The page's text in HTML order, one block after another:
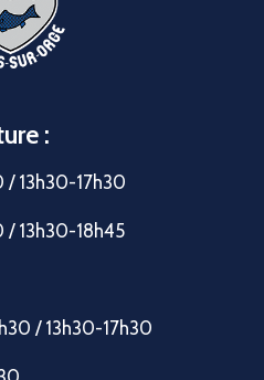
:
/ 13h30-17h30
/ 13h30-18h45
/ 13h30-17h30